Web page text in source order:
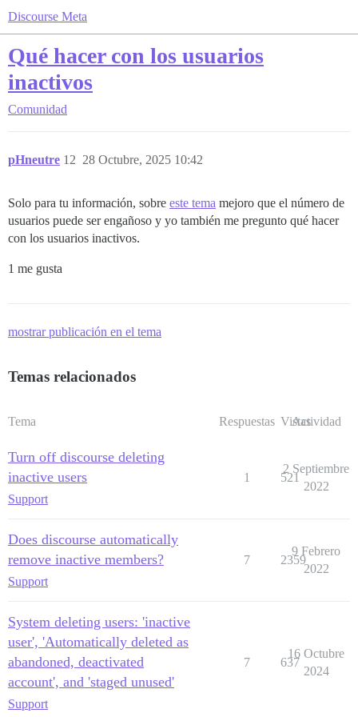
Discourse Meta
Qué hacer con los usuarios
inactivos
Comunidad
pHneutre 28 Octubre, 2025 10:42
12
Solo para tu información, sobre este tema mejoro que el número de
usuarios puede ser engañoso y yo también me pregunto qué hacer
con los usuarios inactivos.
1 me gusta
mostrar publicación en el tema
Temas relacionados
Tema Respuestas Vistas
Actividad
Turn off discourse deleting
inactive users
Support
1 521
2 Septiembre
2022
Does discourse automatically
remove inactive members?
Support
7 2359
9 Febrero
2022
System deleting users: 'inactive
user', 'Automatically deleted as
abandoned, deactivated
account', and 'staged unused'
Support
7 637
16 Octubre
2024